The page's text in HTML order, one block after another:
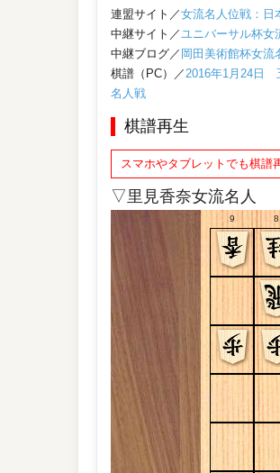
連盟サイト／女流名人位戦：日
中継サイト／ ユニバーサル杯女
中継ブログ／ 岡田美術館杯女流
棋譜（PC）／ 2016年1月24日
名人戦
棋譜再生
スマホやタブレットでも棋譜
▽里見香奈女流名人
9 8